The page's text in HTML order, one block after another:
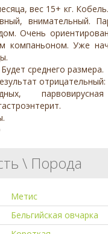
вес 15+ кг.
внимательный.
Очень
компаньоном. Уже
среднего размера.
отрицательный:
\ Порода
Метис
Бельгийская овчарка